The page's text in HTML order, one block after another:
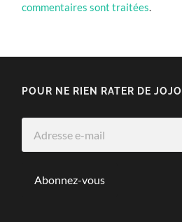
commentaires sont traitées.
POUR NE RIEN RATER DE JOJO
Abonnez-vous